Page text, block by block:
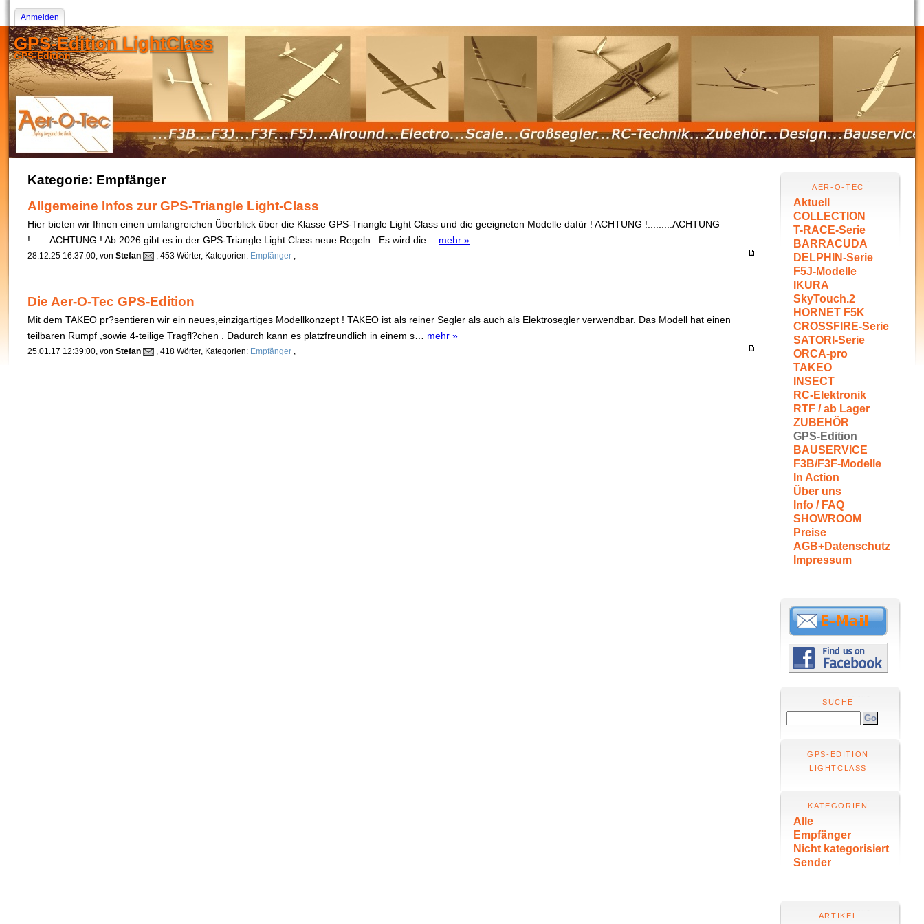
Anmelden
GPS-Edition LightClass
GPS-Edition
AER-O-TEC
Aktuell
COLLECTION
T-RACE-Serie
BARRACUDA
DELPHIN-Serie
F5J-Modelle
IKURA
SkyTouch.2
HORNET F5K
CROSSFIRE-Serie
SATORI-Serie
ORCA-pro
TAKEO
INSECT
RC-Elektronik
RTF / ab Lager
ZUBEHÖR
GPS-Edition
BAUSERVICE
F3B/F3F-Modelle
In Action
Über uns
Info / FAQ
SHOWROOM
Preise
AGB+Datenschutz
Impressum
SUCHE
GPS-EDITION
LIGHTCLASS
KATEGORIEN
Alle
Empfänger
Nicht kategorisiert
Sender
ARTIKEL
Kategorie: Empfänger
Allgemeine Infos zur GPS-Triangle Light-Class
Hier bieten wir Ihnen einen umfangreichen Überblick über die Klasse GPS-Triangle Light Class und die geeigneten Modelle dafür ! ACHTUNG !.........ACHTUNG
!.......ACHTUNG ! Ab 2026 gibt es in der GPS-Triangle Light Class neue Regeln : Es wird die… mehr »
28.12.25 16:37:00, von Stefan , 453 Wörter, Kategorien: Empfänger
Die Aer-O-Tec GPS-Edition
Mit dem TAKEO pr?sentieren wir ein neues,einzigartiges Modellkonzept ! TAKEO ist als reiner Segler als auch als Elektrosegler verwendbar. Das Modell hat einen
teilbaren Rumpf ,sowie 4-teilige Tragfl?chen . Dadurch kann es platzfreundlich in einem s… mehr »
25.01.17 12:39:00, von Stefan , 418 Wörter, Kategorien: Empfänger